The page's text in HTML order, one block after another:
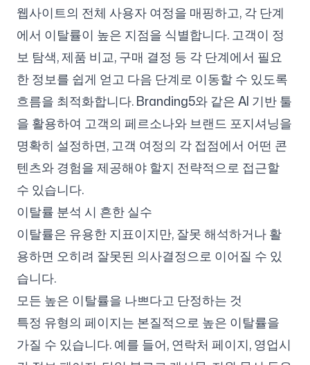
웹사이트의 전체 사용자 여정을 매핑하고, 각 단계
에서 이탈률이 높은 지점을 식별합니다. 고객이 정
보 탐색, 제품 비교, 구매 결정 등 각 단계에서 필요
한 정보를 쉽게 얻고 다음 단계로 이동할 수 있도록
흐름을 최적화합니다. Branding5와 같은 AI 기반 툴
을 활용하여 고객의 페르소나와 브랜드 포지셔닝을
명확히 설정하면, 고객 여정의 각 접점에서 어떤 콘
텐츠와 경험을 제공해야 할지 전략적으로 접근할
수 있습니다.
이탈률 분석 시 흔한 실수
이탈률은 유용한 지표이지만, 잘못 해석하거나 활
용하면 오히려 잘못된 의사결정으로 이어질 수 있
습니다.
모든 높은 이탈률을 나쁘다고 단정하는 것
특정 유형의 페이지는 본질적으로 높은 이탈률을
가질 수 있습니다. 예를 들어, 연락처 페이지, 영업시